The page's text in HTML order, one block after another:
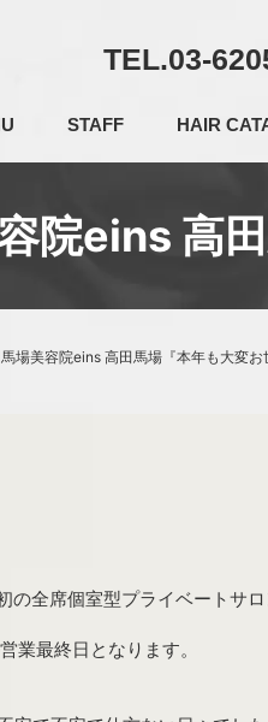
TEL.03-
STAFF HAIR
院eins 高
場美容院eins 高田馬場『本年も大変お
の全席個室型プライベートサ
業最終日となります。